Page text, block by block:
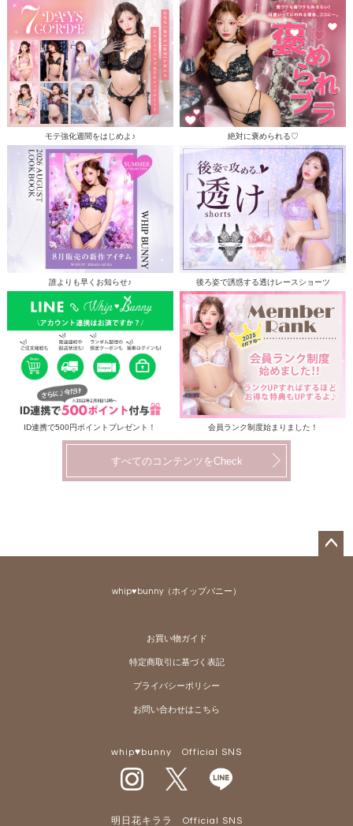
モテ強化週間をはじめよ♪ 絶対に褒められる♡
誰よりも早くお知らせ♪ 後ろ姿で誘惑する透けレースショーツ
ID連携で500円ポイントプレゼント！ 会員ランク制度始まりました！
すべてのコンテンツをCheck
whip♥bunny（ホイップバニー）
お買い物ガイド
特定商取引に基づく表記
プライバシーポリシー
お問い合わせはこちら
whip♥bunny Official SNS
明日花キララ Official SNS